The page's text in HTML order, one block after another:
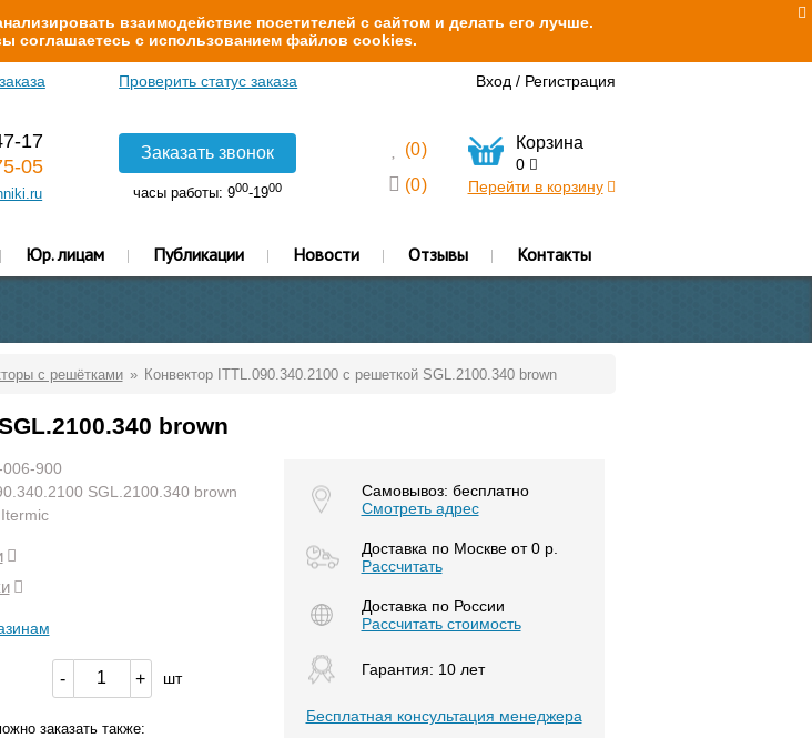
взаимодействие посетителей с сайтом и делать его лучше.
соглашаетесь с использованием файлов cookies.
Проверить статус заказа Вход / Регистрация
17
05
Заказать звонок
часы работы: 900-1900
(0)
(0)
Корзина
0
Перейти в корзину
Юр. лицам Публикации Новости Отзывы Контакты
с решётками Конвектор ITTL.090.340.2100 с решеткой SGL.2100.340 brown
brown
900
SGL.2100.340 brown
Itermic
- + шт
заказать также:
Самовывоз: бесплатно
Смотреть адрес
Доставка по Москве от 0 р.
Расcчитать
Доставка по России
Рассчитать стоимость
Гарантия: 10 лет
Бесплатная консультация менеджера